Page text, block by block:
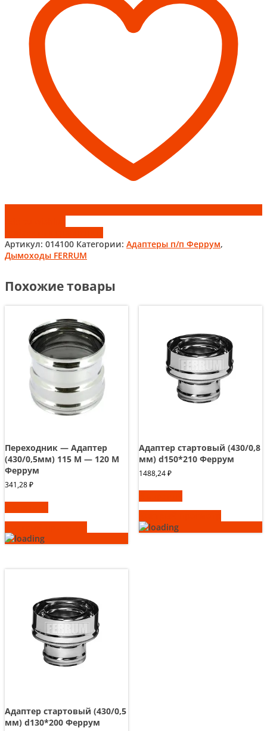
Артикул: 014100 Категории: Адаптеры п/п Феррум,
Дымоходы FERRUM
Похожие товары
Переходник — Адаптер
(430/0,5мм) 115 М — 120 М
Феррум
341,28₽
Адаптер стартовый (430/0,8
мм) d150*210 Феррум
1488,24₽
Адаптер стартовый (430/0,5
мм) d130*200 Феррум